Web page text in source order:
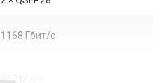
1168 Гбит/с
867 Mpps